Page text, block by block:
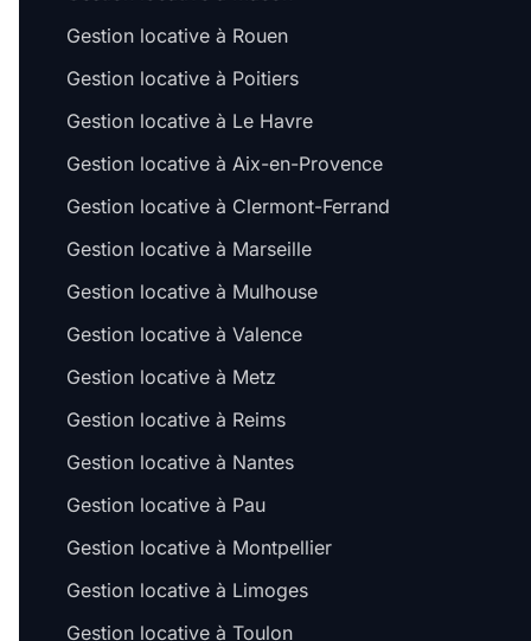
Gestion locative à Rouen
Gestion locative à Poitiers
Gestion locative à Le Havre
Gestion locative à Aix-en-Provence
Gestion locative à Clermont-Ferrand
Gestion locative à Marseille
Gestion locative à Mulhouse
Gestion locative à Valence
Gestion locative à Metz
Gestion locative à Reims
Gestion locative à Nantes
Gestion locative à Pau
Gestion locative à Montpellier
Gestion locative à Limoges
Gestion locative à Toulon